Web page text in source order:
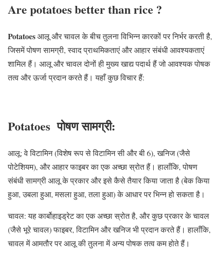
Are potatoes better than rice ?
Potatoesआलू और चावल के बीच तुलना विभिन्न कारकों पर निर्भर करती है,
जिसमें पोषण सामग्री, स्वाद प्राथमिकताएं और आहार संबंधी आवश्यकताएं
शामिल हैं। आलू और चावल दोनों ही मुख्य खाद्य पदार्थ हैं जो आवश्यक पोषक
तत्व और ऊर्जा प्रदान करते हैं। यहाँ कुछ विचार हैं:
Potatoes पोषण सामग्री:
आलू: वे विटामिन (विशेष रूप से विटामिन सी और बी 6), खनिज (जैसे
पोटेशियम), और आहार फाइबर का एक अच्छा स्रोत हैं। हालाँकि, पोषण
संबंधी सामग्री आलू के प्रकार और इसे कैसे तैयार किया जाता है (बेक किया
हुआ, उबला हुआ, मसला हुआ, तला हुआ) के आधार पर भिन्न हो सकता है।
चावल: यह कार्बोहाइड्रेट का एक अच्छा स्रोत है, और कुछ प्रकार के चावल
(जैसे भूरे चावल) फाइबर, विटामिन और खनिज भी प्रदान करते हैं। हालाँकि,
चावल में आमतौर पर आलू की तुलना में अन्य पोषक तत्व कम होते हैं।